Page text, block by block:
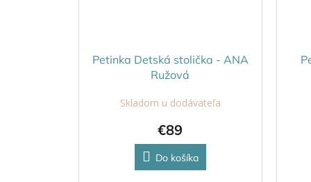
Petinka Detská stolička - ANA
Ružová
Skladom u dodávateľa
€89
Do košíka